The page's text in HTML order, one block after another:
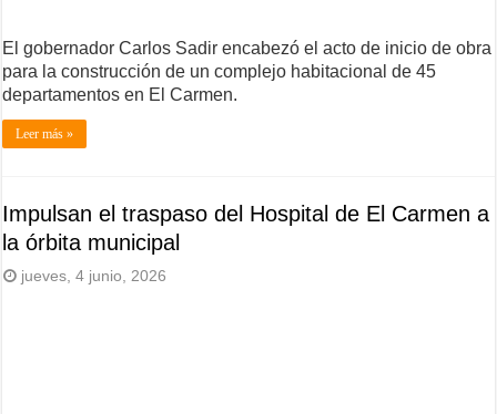
El gobernador Carlos Sadir encabezó el acto de inicio de obra
para la construcción de un complejo habitacional de 45
departamentos en El Carmen.
Leer más »
Impulsan el traspaso del Hospital de El Carmen a
la órbita municipal
jueves, 4 junio, 2026